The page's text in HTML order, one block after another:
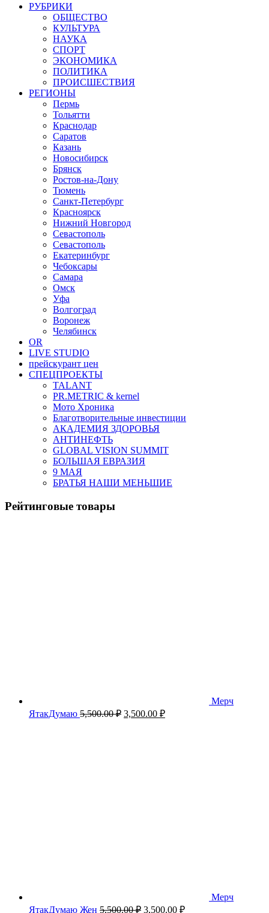
РУБРИКИ
ОБЩЕСТВО
КУЛЬТУРА
НАУКА
СПОРТ
ЭКОНОМИКА
ПОЛИТИКА
ПРОИСШЕСТВИЯ
РЕГИОНЫ
Пермь
Тольятти
Краснодар
Саратов
Казань
Новосибирск
Брянск
Ростов-на-Дону
Тюмень
Санкт-Петербург
Красноярск
Нижний Новгород
Севастополь
Севастополь
Екатеринбург
Чебоксары
Самара
Омск
Уфа
Волгоград
Воронеж
Челябинск
OR
LIVE STUDIO
прейскурант цен
СПЕЦПРОЕКТЫ
TALANT
PR.METRIC & kernel
Мото Хроника
Благотворительные инвестиции
АКАДЕМИЯ ЗДОРОВЬЯ
АНТИНЕФТЬ
GLOBAL VISION SUMMIT
БОЛЬШАЯ ЕВРАЗИЯ
9 МАЯ
БРАТЬЯ НАШИ МЕНЬШИЕ
Рейтинговые товары
Мерч
ЯтакДумаю 5,500.00₽ Первоначальная
3,500.00 ₽Текущая
Мерч
ЯтакДумаю Жен 5,500.00₽ Первоначальная
3,500.00 ₽Текущая